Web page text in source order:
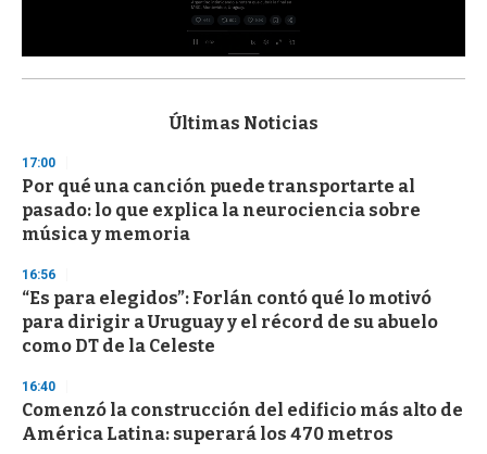
s
d
s
o
f
3
s
e
o
n
Últimas Noticias
17:00
Por qué una canción puede transportarte al
pasado: lo que explica la neurociencia sobre
música y memoria
16:56
“Es para elegidos”: Forlán contó qué lo motivó
para dirigir a Uruguay y el récord de su abuelo
como DT de la Celeste
16:40
Comenzó la construcción del edificio más alto de
América Latina: superará los 470 metros